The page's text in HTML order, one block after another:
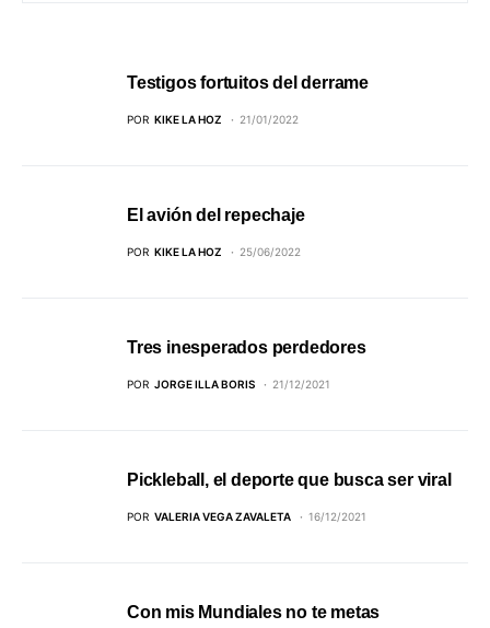
Testigos fortuitos del derrame
POR KIKE LA HOZ 21/01/2022
El avión del repechaje
POR KIKE LA HOZ 25/06/2022
Tres inesperados perdedores
POR JORGE ILLA BORIS 21/12/2021
Pickleball, el deporte que busca ser viral
POR VALERIA VEGA ZAVALETA 16/12/2021
Con mis Mundiales no te metas